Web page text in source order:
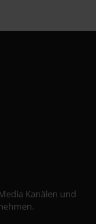
Kanälen und